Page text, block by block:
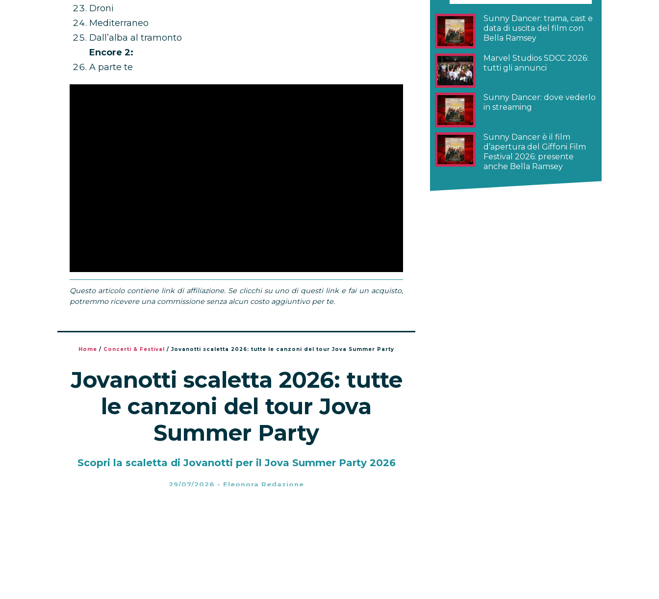
Droni
Mediterraneo
Dall’alba al tramonto
Encore 2:
A parte te
Questo articolo contiene link di affiliazione. Se clicchi su uno di questi link e fai un acquisto,
potremmo ricevere una commissione senza alcun costo aggiuntivo per te.
Home / Concerti & Festival / Jovanotti scaletta 2026: tutte le canzoni del tour Jova Summer Party
Jovanotti scaletta 2026: tutte
le canzoni del tour Jova
Summer Party
Scopri la scaletta di Jovanotti per il Jova Summer Party 2026
29/07/2026 - Eleonora Redazione
Sunny Dancer: trama, cast e
data di uscita del film con
Bella Ramsey
Marvel Studios SDCC 2026:
tutti gli annunci
Sunny Dancer: dove vederlo
in streaming
Sunny Dancer è il film
d’apertura del Giffoni Film
Festival 2026: presente
anche Bella Ramsey